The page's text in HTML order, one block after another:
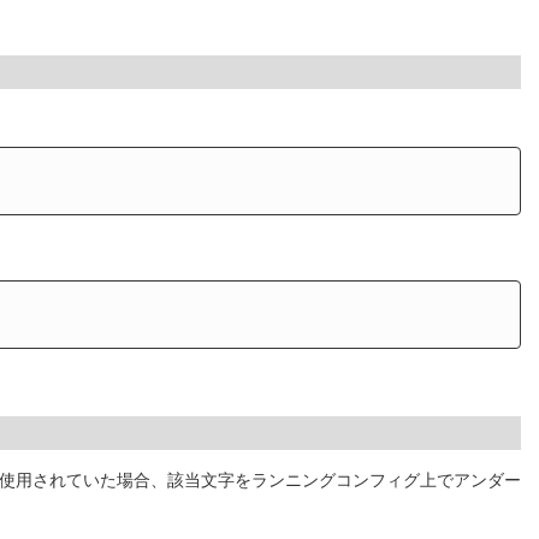
されていた場合、該当文字をランニングコンフィグ上でアンダー